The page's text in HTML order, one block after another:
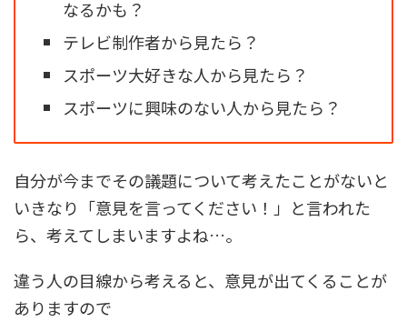
なるかも？
テレビ制作者から見たら？
スポーツ大好きな人から見たら？
スポーツに興味のない人から見たら？
自分が今までその議題について考えたことがないと
いきなり「意見を言ってください！」と言われた
ら、考えてしまいますよね…。
違う人の目線から考えると、意見が出てくることが
ありますので